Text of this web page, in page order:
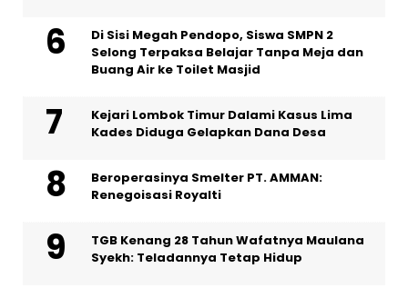
Di Sisi Megah Pendopo, Siswa SMPN 2
Selong Terpaksa Belajar Tanpa Meja dan
Buang Air ke Toilet Masjid
Kejari Lombok Timur Dalami Kasus Lima
Kades Diduga Gelapkan Dana Desa
Beroperasinya Smelter PT. AMMAN:
Renegoisasi Royalti
TGB Kenang 28 Tahun Wafatnya Maulana
Syekh: Teladannya Tetap Hidup